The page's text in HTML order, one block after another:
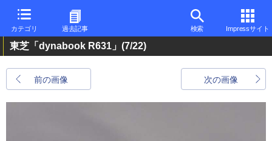
カテゴリ 過去記事 検索 Impressサイト
東芝「dynabook R631」 (7/22)
前の画像 次の画像